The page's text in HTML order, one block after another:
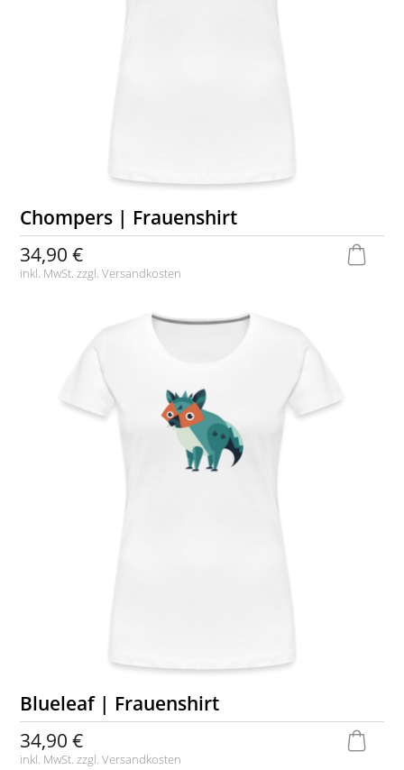
Chompers | Frauenshirt
34,90 €
inkl. MwSt. zzgl.Versandkosten
Blueleaf | Frauenshirt
34,90 €
inkl. MwSt. zzgl.Versandkosten